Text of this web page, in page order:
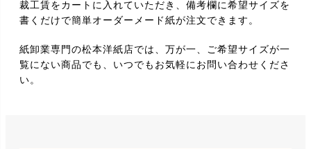
裁工賃をカートに入れていただき、備考欄に希望サイズを
書くだけで簡単オーダーメード紙が注文できます。
紙卸業専門の松本洋紙店では、万が一、ご希望サイズが一
覧にない商品でも、いつでもお気軽にお問い合わせくださ
い。